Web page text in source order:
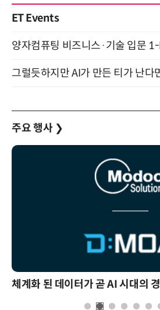
ET Events
주요 행사 ❯
체계화 된 데이터가 곧 AI 시대의